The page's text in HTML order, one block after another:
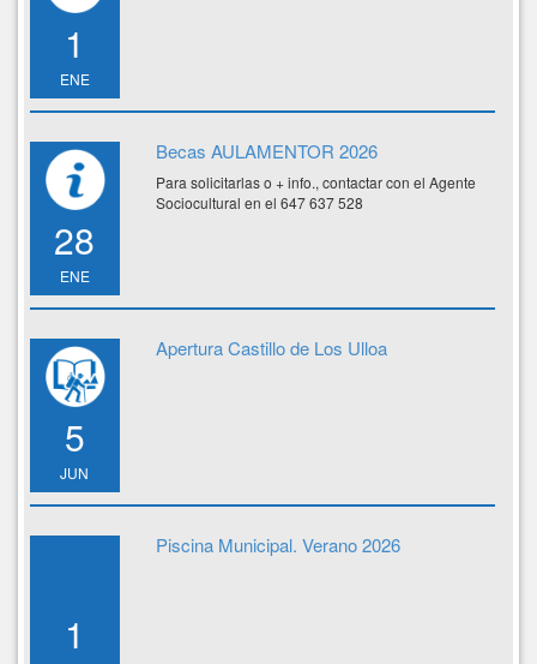
1
ENE
28
ENE
Becas AULAMENTOR 2026
Para solicitarlas o + info., contactar con el Agente
Sociocultural en el 647 637 528
5
JUN
Apertura Castillo de Los Ulloa
1
Piscina Municipal. Verano 2026